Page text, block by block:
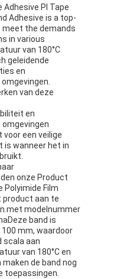
PI Tape
Adhesive is a top-
the demands
in various
van 180°C
geleidende
en
van deze
en
een veilige
is wanneer het in
onze Product
Polyimide Film
product aan te
modelnummer
band is
mm, waardoor
scala aan
van 180°C en
de band nog
toepassingen.